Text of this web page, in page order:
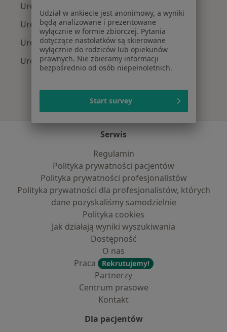
Urolodzy z Allianz w Bydgoszczy
Urolodzy z PZU Zdrowie w Bydgoszczy
Urolodzy z Compensa w Bydgoszczy
Urolodzy z POLMED w Bydgoszczy
Serwis
Regulamin
Polityka prywatności pacjentów
Polityka prywatności profesjonalistów
Polityka prywatności dla profesjonalistów, których
dane pozyskaliśmy samodzielnie
Polityka cookies
Jak działają wyniki wyszukiwania
Dostępność
O nas
Praca
Rekrutujemy!
Partnerzy
Centrum prasowe
Kontakt
Dla pacjentów
Udział w ankiecie jest anonimowy, a wyniki
będą analizowane i prezentowane
wyłącznie w formie zbiorczej. Pytania
dotyczące nastolatków są skierowane
wyłącznie do rodziców lub opiekunów
prawnych. Nie zbieramy informacji
bezpośrednio od osób niepełnoletnich.
Start survey